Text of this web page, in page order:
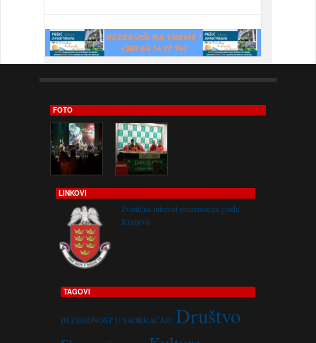
FOTO
LINKOVI
Zvanična internet prezentacija grada
Kraljeva
TAGOVI
BEZBEDNOST U SAOBRAĆAJU Društvo